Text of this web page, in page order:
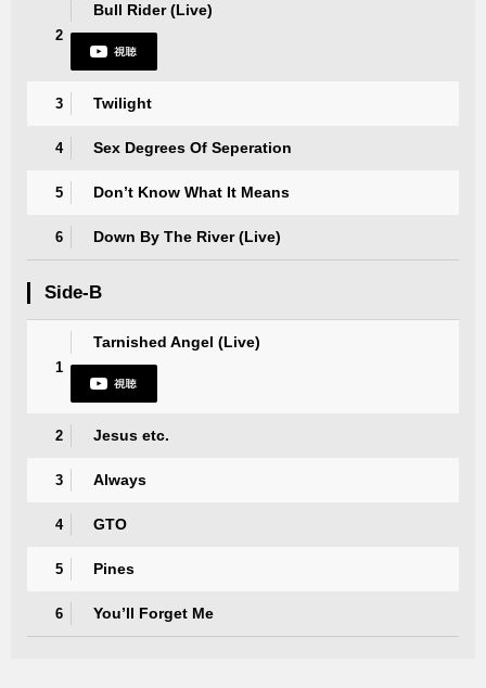
2
Bull Rider (Live)
3 Twilight
4 Sex Degrees Of Seperation
5 Don’t Know What It Means
6 Down By The River (Live)
Side-B
1
Tarnished Angel (Live)
2 Jesus etc.
3 Always
4 GTO
5 Pines
6 You’ll Forget Me